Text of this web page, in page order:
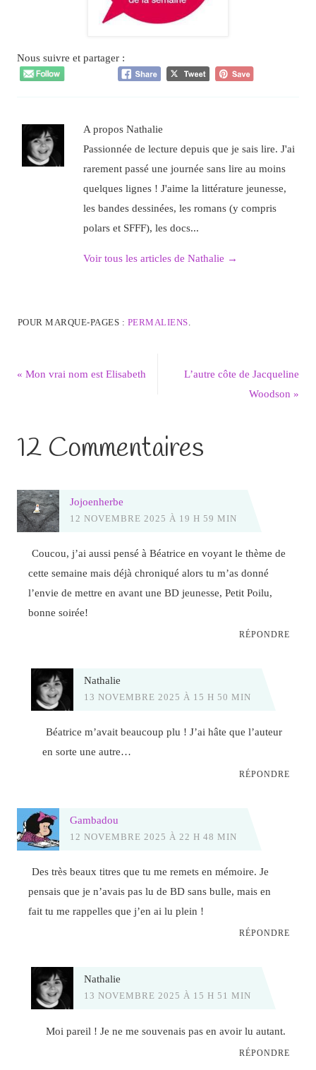
Nous suivre et partager :
A propos Nathalie
Passionnée de lecture depuis que je sais lire. J'ai
rarement passé une journée sans lire au moins
quelques lignes ! J'aime la littérature jeunesse,
les bandes dessinées, les romans (y compris
polars et SFFF), les docs...
Voir tous les articles de Nathalie →
POUR MARQUE-PAGES : PERMALIENS
« Mon vrai nom est Elisabeth
L’autre côte de Jacqueline
Woodson»
12 Commentaires
Jojoenherbe
12 NOVEMBRE 2025 À 19 H 59 MIN
Coucou, j’ai aussi pensé à Béatrice en voyant le thème de
cette semaine mais déjà chroniqué alors tu m’as donné
l’envie de mettre en avant une BD jeunesse, Petit Poilu,
bonne soirée!
RÉPONDRE
Nathalie
13 NOVEMBRE 2025 À 15 H 50 MIN
Béatrice m’avait beaucoup plu ! J’ai hâte que l’auteur
en sorte une autre…
RÉPONDRE
Gambadou
12 NOVEMBRE 2025 À 22 H 48 MIN
Des très beaux titres que tu me remets en mémoire. Je
pensais que je n’avais pas lu de BD sans bulle, mais en
fait tu me rappelles que j’en ai lu plein !
RÉPONDRE
Nathalie
13 NOVEMBRE 2025 À 15 H 51 MIN
Moi pareil ! Je ne me souvenais pas en avoir lu autant.
RÉPONDRE